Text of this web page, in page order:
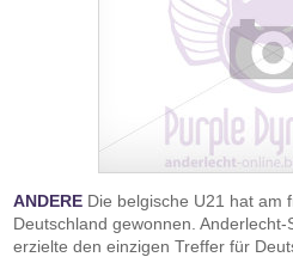
ANDERE Die belgische U21 hat am
Deutschland gewonnen.
erzielte den einzigen Treffer für